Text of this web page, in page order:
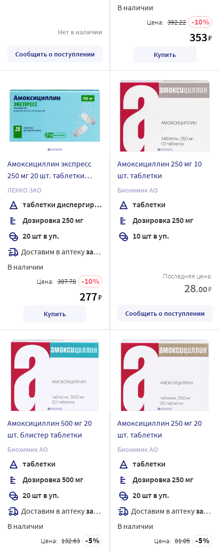
Нет в наличии
Сообщить о поступлении
В наличии
Цена: 392.22 10
353₽
Купить
Амоксициллин экспресс
250 мг 20 шт. таблетки
диспергируемые
ЛЕККО ЗАО
таблетки диспергируемые
Дозировка 250 мг
20 шт в уп.
Доставим в аптекузавтра
В наличии
Цена: 307.78 10
277₽
Купить
Амоксициллин 250 мг 10
шт. таблетки
Биохимик АО
таблетки
Дозировка 250 мг
10 шт в уп.
Последняя цена:
28.00₽
Сообщить о поступлении
Амоксициллин 500 мг 20
шт. блистер таблетки
Биохимик АО
таблетки
Дозировка 500 мг
20 шт в уп.
Доставим в аптекузавтра
В наличии
Цена: 132.63 5
Амоксициллин 250 мг 20
шт. таблетки
Биохимик АО
таблетки
Дозировка 250 мг
20 шт в уп.
Доставим в аптекузавтра
В наличии
Цена: 81.05 5